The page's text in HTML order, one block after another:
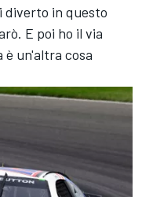
diverto in questo
E poi ho il via
è un'altra cosa